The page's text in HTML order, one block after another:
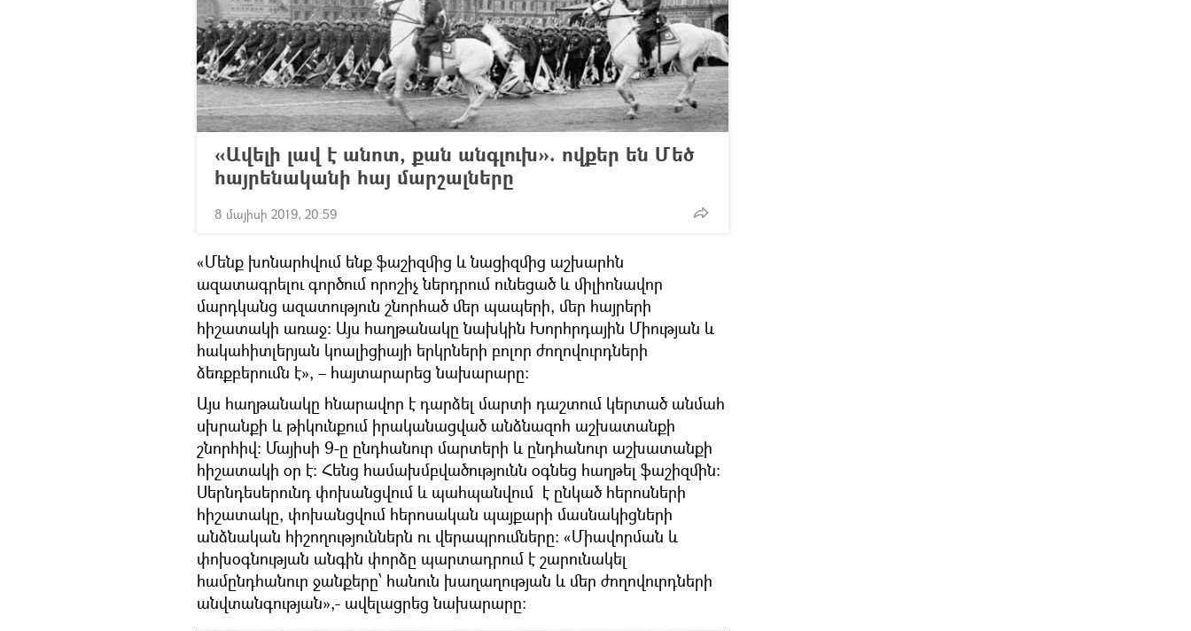
«Ավելի լավ է անոտ, քան անգլուխ». ովքեր են Մեծ
հայրենականի հայ մարշալները
8 մայիսի 2019, 20:59
«Մենք խոնարհվում ենք ֆաշիզմից և նացիզմից աշխարհն
ազատագրելու գործում որոշիչ ներդրում ունեցած և միլիոնավոր
մարդկանց ազատություն շնորհած մեր պապերի, մեր հայրերի
հիշատակի առաջ։ Այս հաղթանակը նախկին Խորհրդային Միության և
հակահիտլերյան կոալիցիայի երկրների բոլոր ժողովուրդների
ձեռքբերումն է», – հայտարարեց նախարարը։
Այս հաղթանակը հնարավոր է դարձել մարտի դաշտում կերտած անմահ
սխրանքի և թիկունքում իրականացված անձնազոհ աշխատանքի
շնորհիվ։ Մայիսի 9-ը ընդհանուր մարտերի և ընդհանուր աշխատանքի
հիշատակի օր է։ Հենց համախմբվածությունն օգնեց հաղթել ֆաշիզմին։
Սերնդեսերունդ փոխանցվում և պահպանվում է ընկած հերոսների
հիշատակը, փոխանցվում հերոսական պայքարի մասնակիցների
անձնական հիշողություններն ու վերապրումները։ «Միավորման և
փոխօգնության անգին փորձը պարտադրում է շարունակել
համընդհանուր ջանքերը՝ հանուն խաղաղության և մեր ժողովուրդների
անվտանգության»,- ավելացրեց նախարարը։